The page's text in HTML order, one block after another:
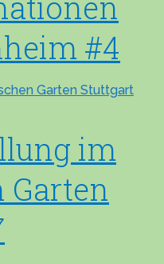
#4
im
Garten